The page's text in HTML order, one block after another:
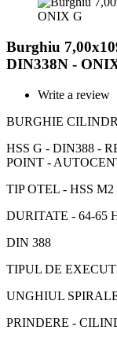
Burghiu
DIN338N -
Write a review
BURGHIE
HSS G - DIN388 -
POINT -
TIP OTEL - HSS M2
DURITATE - 64-65
DIN 388
TIPUL DE
UNGHIUL
PRINDERE -